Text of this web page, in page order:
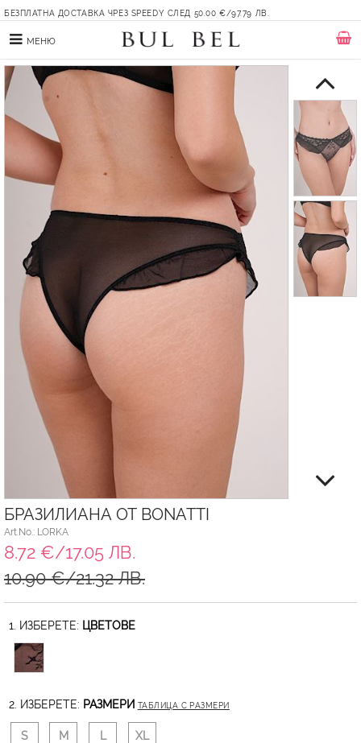
БЕЗПЛАТНА ДОСТАВКА ЧРЕЗ SPEEDY СЛЕД 50.00 €/97.79 ЛВ.
МЕНЮ
БРАЗИЛИАНА ОТ BONATTI
Art.No.: LORKA
8.72 €/17.05 ЛВ.
10.90 €/21.32 ЛВ.
1. ИЗБЕРЕТЕ: ЦВЕТОВЕ
2. ИЗБЕРЕТЕ: РАЗМЕРИ ТАБЛИЦА С РАЗМЕРИ
S M L XL